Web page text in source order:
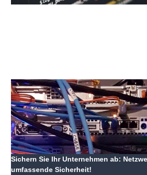
Sichern Sie Ihr Unternehmen ab:
umfassende Sicherheit!